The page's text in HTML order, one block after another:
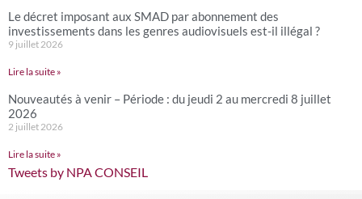
Le décret imposant aux SMAD par abonnement des
investissements dans les genres audiovisuels est-il illégal ?
9 juillet 2026
Lire la suite »
Nouveautés à venir – Période : du jeudi 2 au mercredi 8 juillet
2026
2 juillet 2026
Lire la suite »
Tweets by NPA CONSEIL